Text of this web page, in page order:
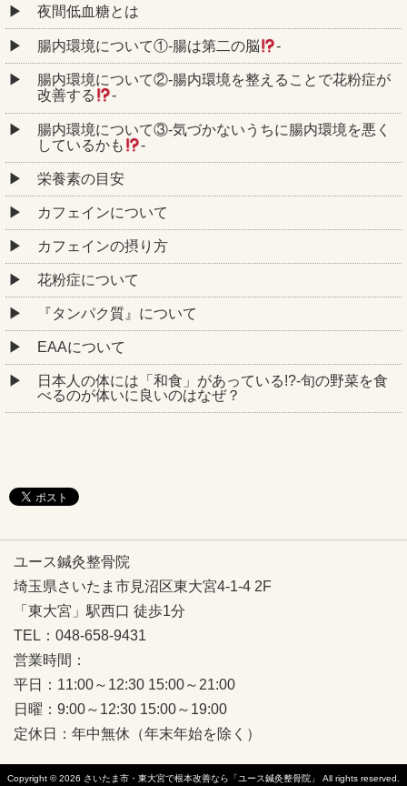
夜間低血糖とは
腸内環境について①‐腸は第二の脳 ‐
腸内環境について②‐腸内環境を整えることで花粉症が
改善する
‐
腸内環境について③‐気づかないうちに腸内環境を悪く
しているかも
‐
栄養素の目安
カフェインについて
カフェインの摂り方
花粉症について
『タンパク質』について
EAAについて
日本人の体には「和食」があっている!?-旬の野菜を食
べるのが体いに良いのはなぜ？
ユース鍼灸整骨院
埼玉県さいたま市見沼区東大宮4-1-4 2F
「東大宮」駅西口 徒歩1分
TEL：048-658-9431
営業時間：
平日：11:00～12:30 15:00～21:00
日曜：9:00～12:30 15:00～19:00
定休日：年中無休（年末年始を除く）
Copyright © 2026 さいたま市・東大宮で根本改善なら「ユース鍼灸整骨院」 All rights reserved.